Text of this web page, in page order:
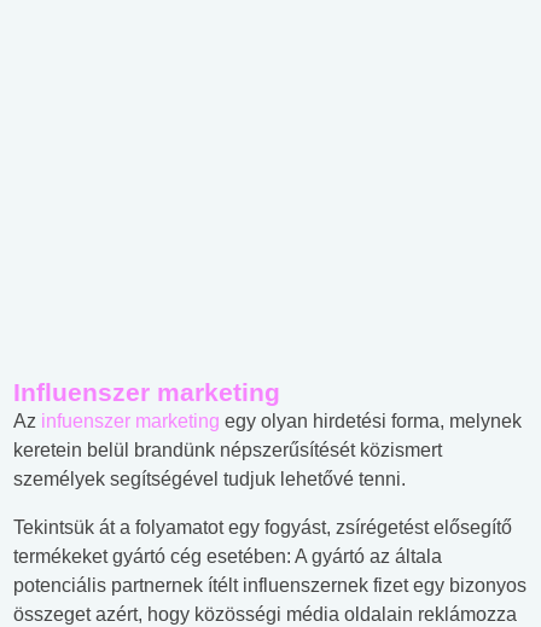
Influenszer marketing
Az infuenszer marketing egy olyan hirdetési forma, melynek
keretein belül brandünk népszerűsítését közismert
személyek segítségével tudjuk lehetővé tenni.
Tekintsük át a folyamatot egy fogyást, zsírégetést elősegítő
termékeket gyártó cég esetében: A gyártó az általa
potenciális partnernek ítélt influenszernek fizet egy bizonyos
összeget azért, hogy közösségi média oldalain reklámozza